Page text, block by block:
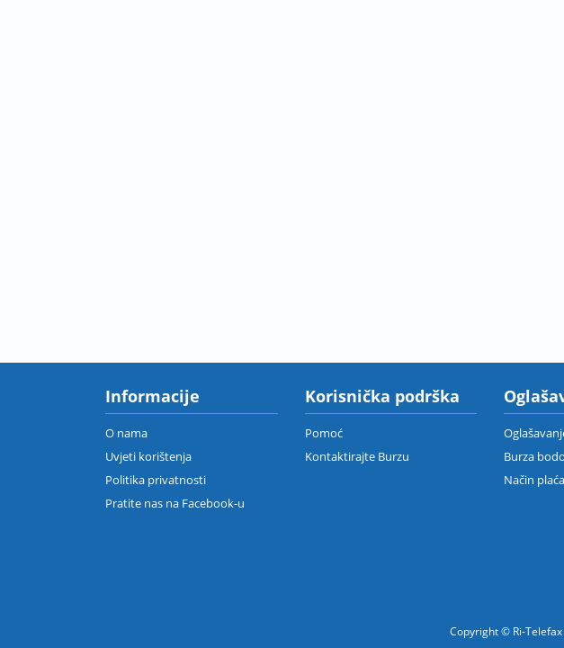
Informacije
O nama
Uvjeti korištenja
Politika privatnosti
Pratite nas na Facebook-u
Korisnička podrška
Pomoć
Kontaktirajte Burzu
Burza
Način
Copyright © Ri-